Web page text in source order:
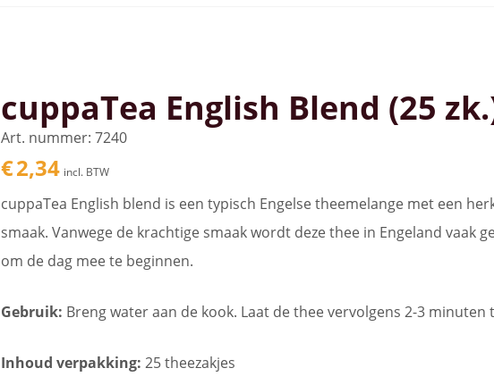
cuppaTea English Blend (25
Art. nummer: 7240
€2,34 incl. BTW
cuppaTea English blend is een typisch Engelse theemelange met een
smaak. Vanwege de krachtige smaak wordt deze thee in Engeland vaak
om de dag mee te beginnen.
Gebruik: Breng water aan de kook. Laat de thee vervolgens 2-3 minuten
Inhoud verpakking: 25 theezakjes